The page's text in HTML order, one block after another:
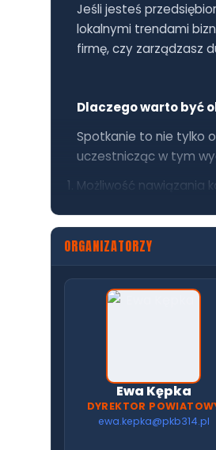
Jeśli jesteś
lokalnymi trendami
firmę, czy zarządzasz
Dlaczego warto być
Spotkanie to nie tylko
uczestnicząc w tym
Możliwość nawiązania
Bezpośredni dostęp
dostosować strategię
Szansa na wymianę
zaowocować nowymi
Budowanie relacji
ORGANIZATORZY
Ewa Kępka
DYREKTOR
ewa.kepka@pkb314.pl